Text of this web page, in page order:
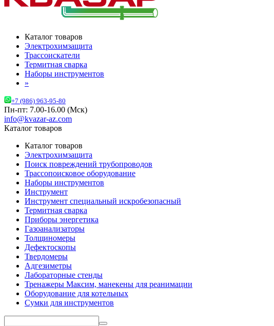
Каталог товаров
Электрохимзащита
Трассоискатели
Термитная сварка
Наборы инструментов
»
+7 (986) 963-95-80
Пн-пт: 7.00-16.00 (Мск)
info@kvazar-az.com
Каталог товаров
Каталог товаров
Электрохимзащита
Поиск повреждений трубопроводов
Трассопоисковое оборудование
Наборы инструментов
Инструмент
Инструмент специальный искробезопасный
Термитная сварка
Приборы энергетика
Газоанализаторы
Толщиномеры
Дефектоскопы
Твердомеры
Адгезиметры
Лабораторные стенды
Тренажеры Максим, манекены для реанимации
Оборудование для котельных
Сумки для инструментов